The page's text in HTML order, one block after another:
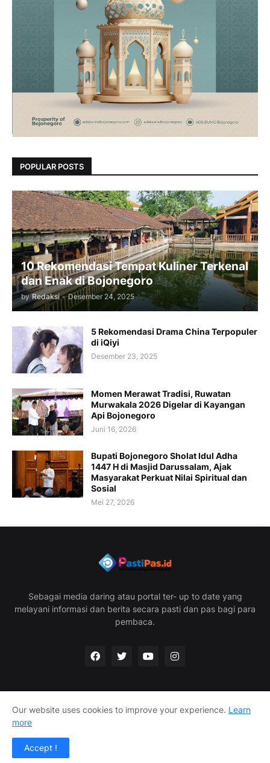
POPULAR POSTS
10 Rekomendasi Tempat Kuliner Terkenal
dan Enak di Bojonegoro
by Redaksi - Desember 24, 2025
5 Rekomendasi Drama China Terpopuler
di iQiyi
Desember 23, 2025
Momen Merawat Tradisi, Ruwatan
Murwakala 2026 Digelar di Kayangan
Api Bojonegoro
Juni 16, 2026
Bupati Bojonegoro Sholat Idul Adha
1447 H di Masjid Darussalam, Ajak
Masyarakat Perkuat Nilai Spiritual dan
Sosial
Mei 27, 2026
Sebagai media daring atau portal ter- up to date yang
melayani informasi dan berita secara pasti dan pas bagi para
pembaca.
Home Redaksi Privacy Policy
Disclaimer
Our website uses cookies to improve your experience. Learn
more
Accept !